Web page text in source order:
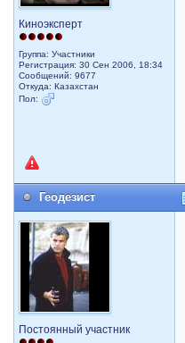
Киноэксперт
Группа: Участники
Регистрация: 30 Сен 2006, 18:34
Сообщений: 9677
Откуда: Казахстан
Пол:
Геодезист
Постоянный участник